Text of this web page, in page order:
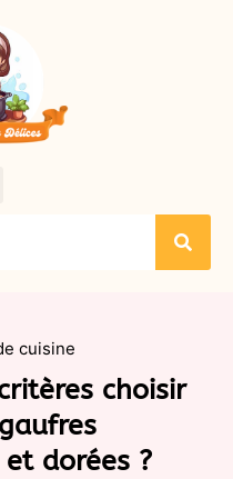
cuisine
choisir
dorées ?